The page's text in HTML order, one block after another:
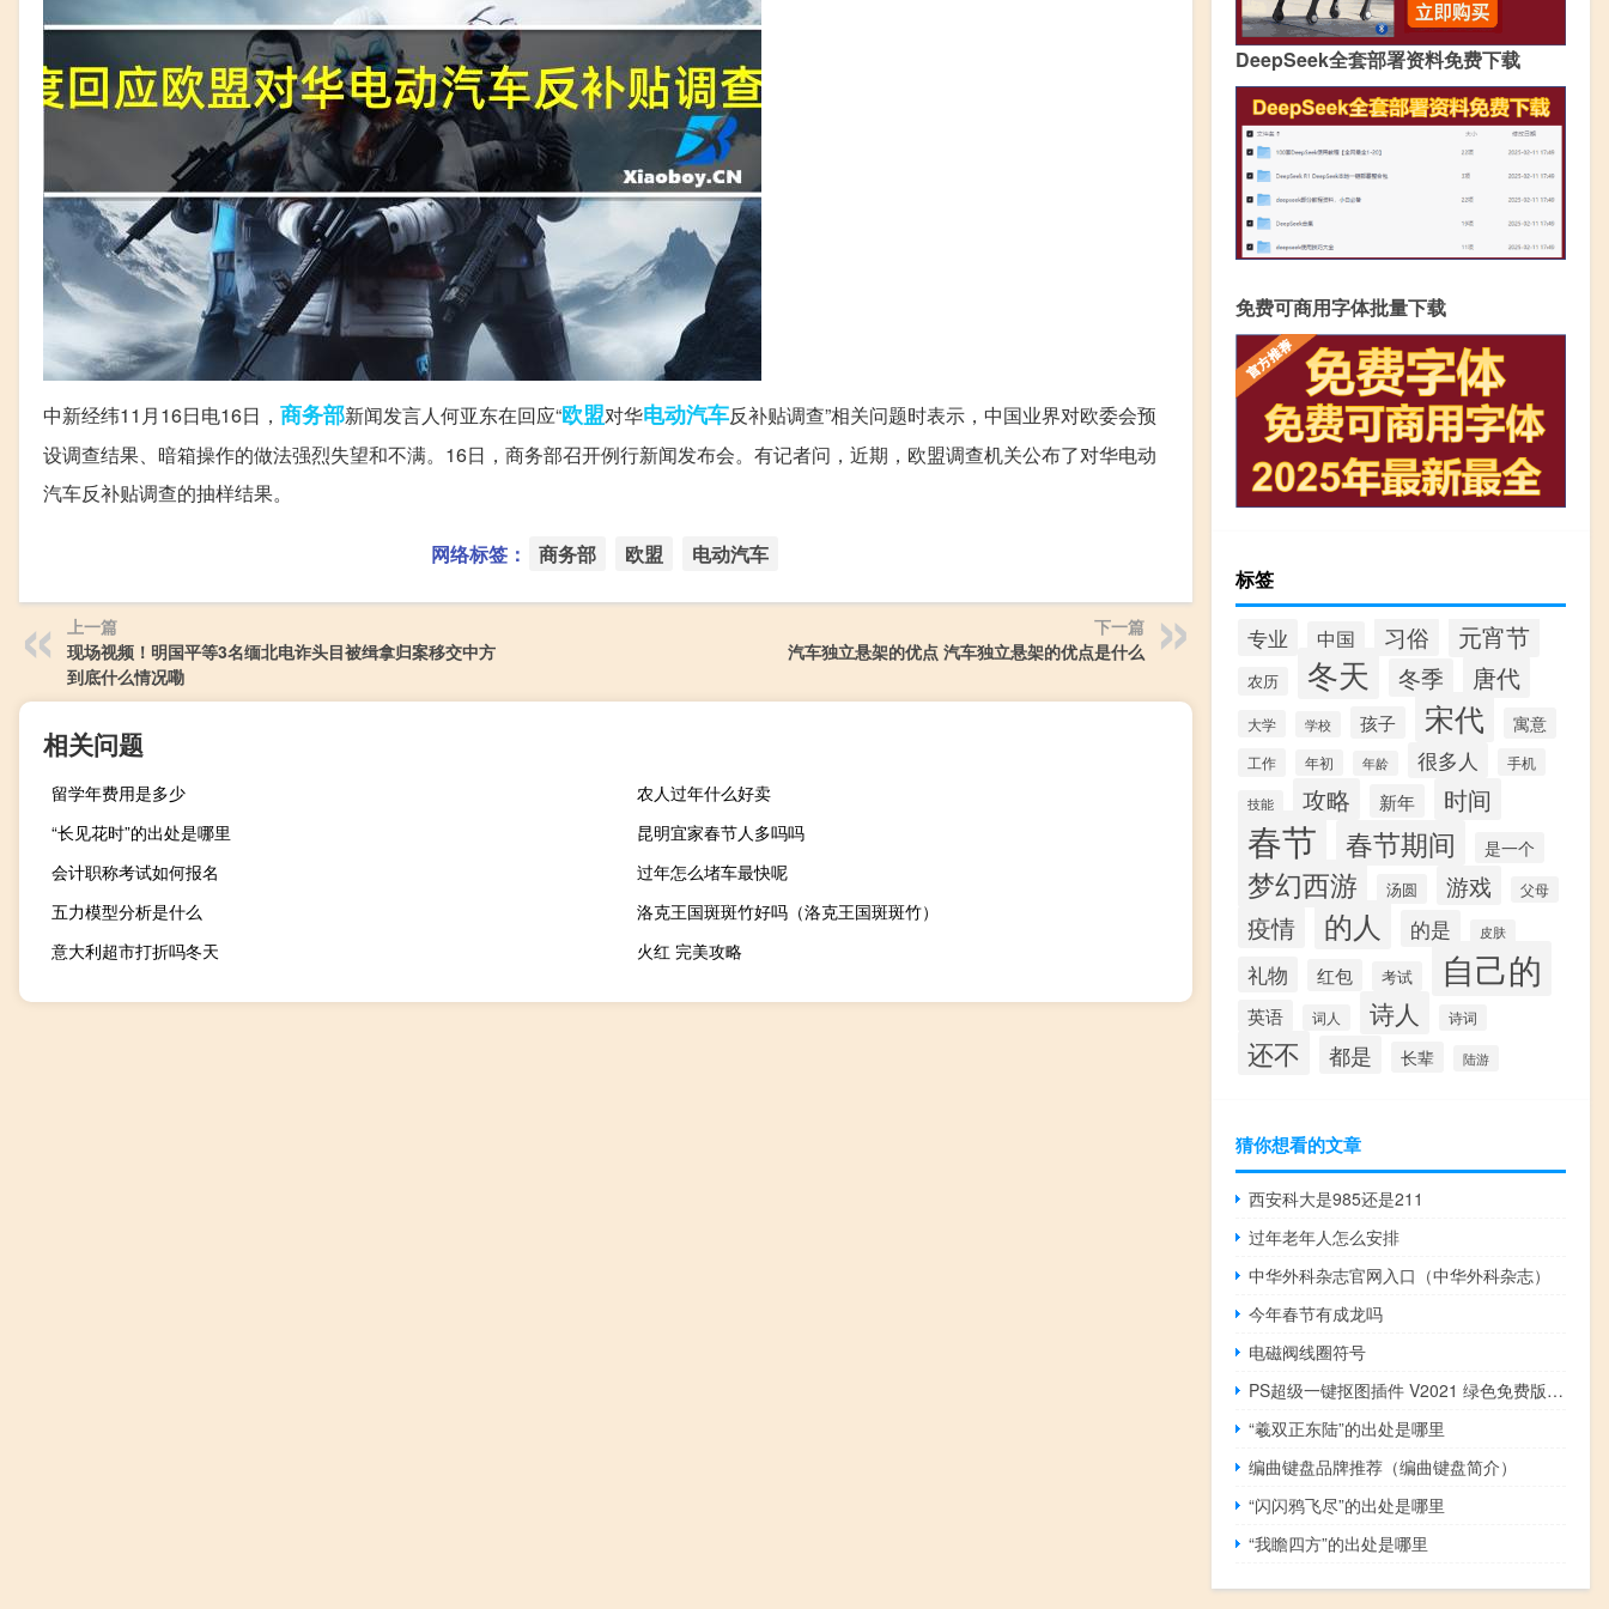
中新经纬11月16日电16日， 商务部新闻发言人何亚东在回应“欧盟对华电动汽车反补贴调查”相关问题时表示，中国业界对欧委会预
设调查结果、暗箱操作的做法强烈失望和不满。16日，商务部召开例行新闻发布会。有记者问，近期，欧盟调查机关公布了对华电动
汽车反补贴调查的抽样结果。
网络标签： 商务部 欧盟 电动汽车
上一篇
现场视频！明国平等3名缅北电诈头目被缉拿归案移交中方
到底什么情况嘞
下一篇
汽车独立悬架的优点 汽车独立悬架的优点是什么
相关问题
留学年费用是多少
农人过年什么好卖
“长见花时”的出处是哪里
昆明宜家春节人多吗吗
会计职称考试如何报名
过年怎么堵车最快呢
五力模型分析是什么
洛克王国斑斑竹好吗（洛克王国斑斑竹）
意大利超市打折吗冬天
火红 完美攻略
DeepSeek全套部署资料免费下载
免费可商用字体批量下载
标签
专业 中国 习俗 元宵节
农历 冬天 冬季 唐代
大学 学校 孩子 宋代 寓意
工作 年初 年龄 很多人 手机
技能 攻略 新年 时间
春节 春节期间 是一个
梦幻西游 汤圆 游戏 父母
疫情 的人 的是 皮肤
礼物 红包 考试 自己的
英语 词人 诗人 诗词
还不 都是 长辈 陆游
猜你想看的文章
西安科大是985还是211
过年老年人怎么安排
中华外科杂志官网入口（中华外科杂志）
今年春节有成龙吗
电磁阀线圈符号
PS超级一键抠图插件 V2021 绿色免费版（PS超级一键抠图插件 V2021 绿色免费版功能简介）
“羲双正东陆”的出处是哪里
编曲键盘品牌推荐（编曲键盘简介）
“闪闪鸦飞尽”的出处是哪里
“我瞻四方”的出处是哪里